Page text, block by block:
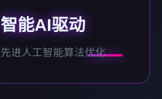
智能AI驱动
先进人工智能算法优化